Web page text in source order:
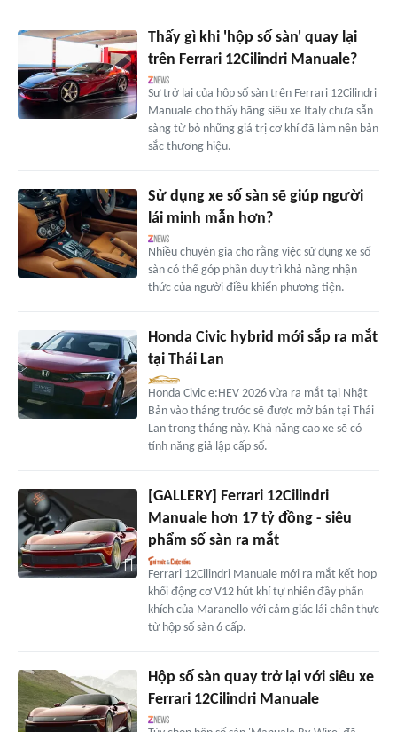
Thấy gì khi 'hộp số sàn' quay lại
trên Ferrari 12Cilindri Manuale?
Sự trở lại của hộp số sàn trên Ferrari 12Cilindri
Manuale cho thấy hãng siêu xe Italy chưa sẵn
sàng từ bỏ những giá trị cơ khí đã làm nên bản
sắc thương hiệu.
Sử dụng xe số sàn sẽ giúp người
lái minh mẫn hơn?
Nhiều chuyên gia cho rằng việc sử dụng xe số
sàn có thể góp phần duy trì khả năng nhận
thức của người điều khiển phương tiện.
Honda Civic hybrid mới sắp ra mắt
tại Thái Lan
Honda Civic e:HEV 2026 vừa ra mắt tại Nhật
Bản vào tháng trước sẽ được mở bán tại Thái
Lan trong tháng này. Khả năng cao xe sẽ có
tính năng giả lập cấp số.
[GALLERY] Ferrari 12Cilindri
Manuale hơn 17 tỷ đồng - siêu
phẩm số sàn ra mắt
Ferrari 12Cilindri Manuale mới ra mắt kết hợp
khối động cơ V12 hút khí tự nhiên đầy phấn
khích của Maranello với cảm giác lái chân thực
từ hộp số sàn 6 cấp.
Hộp số sàn quay trở lại với siêu xe
Ferrari 12Cilindri Manuale